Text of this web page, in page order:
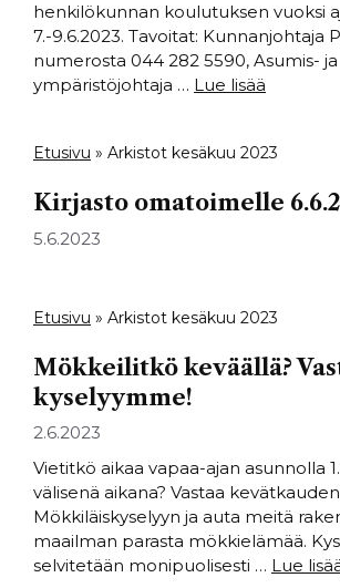
henkilökunnan koulutuksen vuoksi
7.-9.6.2023. Tavoitat: Kunnanjohtaja
numerosta 044 282 5590, Asumis- ja
ympäristöjohtaja … Lue lisää
Etusivu » Arkistot kesäkuu 2023
Kirjasto omatoimelle
5.6.2023
Etusivu » Arkistot kesäkuu 2023
Mökkeilitkö keväällä?
kyselyymme!
2.6.2023
Vietitkö aikaa vapaa-ajan asunnolla
välisenä aikana? Vastaa kevätkauden
Mökkiläiskyselyyn ja auta meitä
maailman parasta mökkielämää.
selvitetään monipuolisesti … Lue